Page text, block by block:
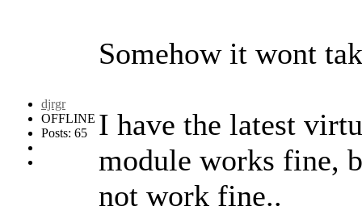
djrgr
OFFLINE
Posts: 65
Somehow it wont
I have the latest
module works fine,
not work fine..